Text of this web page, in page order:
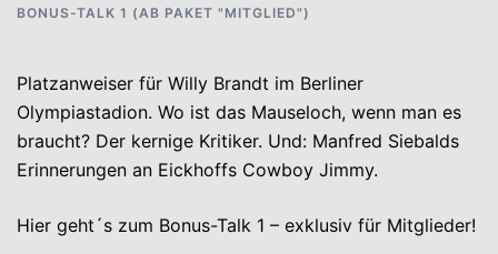
BONUS-TALK 1 (AB PAKET "MITGLIED")
Platzanweiser für Willy Brandt im Berliner
Olympiastadion. Wo ist das Mauseloch, wenn man es
braucht? Der kernige Kritiker. Und: Manfred Siebalds
Erinnerungen an Eickhoffs Cowboy Jimmy.
Hier geht´s zum Bonus-Talk 1 – exklusiv für Mitglieder!